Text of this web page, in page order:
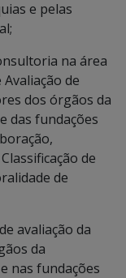
e pelas
na área
de
dos órgãos da
das fundações
de
de
avaliação da
da
nas fundações